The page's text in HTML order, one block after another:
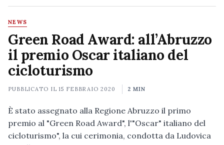
NEWS
Green Road Award: all’Abruzzo
il premio Oscar italiano del
cicloturismo
PUBBLICATO IL15 FEBBRAIO 2020 2 MIN
È stato assegnato alla Regione Abruzzo il primo
premio al "Green Road Award", l'"Oscar" italiano del
cicloturismo", la cui cerimonia, condotta da Ludovica